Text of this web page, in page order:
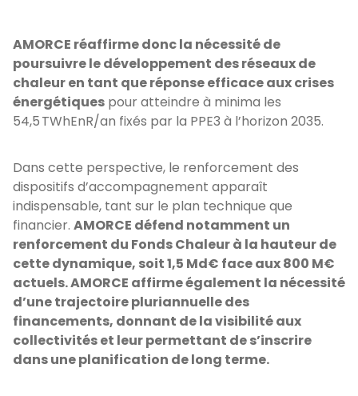
AMORCE réaffirme donc la nécessité de
poursuivre le développement des réseaux de
chaleur en tant que réponse efficace aux crises
énergétiques pour atteindre à minima les
54,5 TWhEnR/an fixés par la PPE3 à l’horizon 2035.
Dans cette perspective, le renforcement des
dispositifs d’accompagnement apparaît
indispensable, tant sur le plan technique que
financier. AMORCE défend notamment un
renforcement du Fonds Chaleur à la hauteur de
cette dynamique, soit 1,5 Md€ face aux 800 M€
actuels. AMORCE affirme également la nécessité
d’une trajectoire pluriannuelle des
financements, donnant de la visibilité aux
collectivités et leur permettant de s’inscrire
dans une planification de long terme.